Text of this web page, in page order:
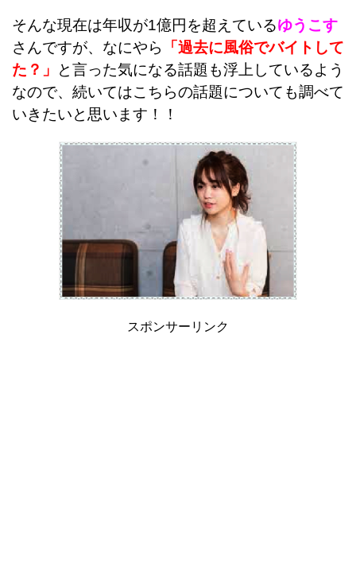
そんな現在は年収が1億円を超えているゆうこす
さんですが、なにやら
「過去に風俗でバイトして
た？」
と言った気になる話題も浮上しているよう
なので、続いてはこちらの話題についても調べて
いきたいと思います！！
スポンサーリンク